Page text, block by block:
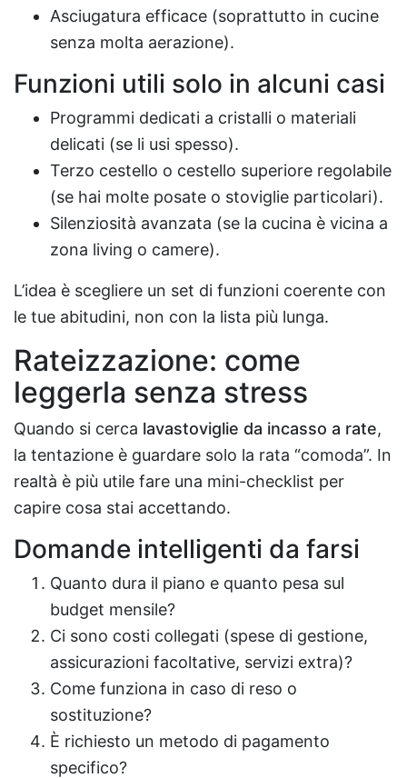
Asciugatura efficace (soprattutto in cucine
senza molta aerazione).
Funzioni utili solo in alcuni casi
Programmi dedicati a cristalli o materiali
delicati (se li usi spesso).
Terzo cestello o cestello superiore regolabile
(se hai molte posate o stoviglie particolari).
Silenziosità avanzata (se la cucina è vicina a
zona living o camere).
L’idea è scegliere un set di funzioni coerente con
le tue abitudini, non con la lista più lunga.
Rateizzazione: come
leggerla senza stress
Quando si cerca lavastoviglie da incasso a rate,
la tentazione è guardare solo la rata “comoda”. In
realtà è più utile fare una mini-checklist per
capire cosa stai accettando.
Domande intelligenti da farsi
Quanto dura il piano e quanto pesa sul
budget mensile?
Ci sono costi collegati (spese di gestione,
assicurazioni facoltative, servizi extra)?
Come funziona in caso di reso o
sostituzione?
È richiesto un metodo di pagamento
specifico?